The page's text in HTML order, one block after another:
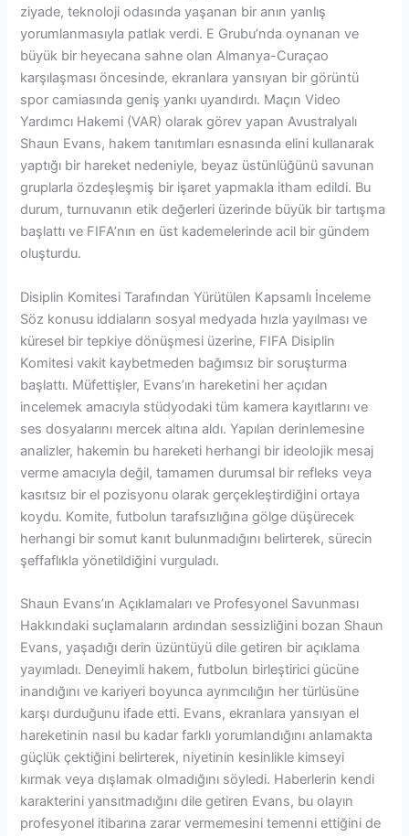
ziyade, teknoloji odasında yaşanan bir anın yanlış
yorumlanmasıyla patlak verdi. E Grubu’nda oynanan ve
büyük bir heyecana sahne olan Almanya-Curaçao
karşılaşması öncesinde, ekranlara yansıyan bir görüntü
spor camiasında geniş yankı uyandırdı. Maçın Video
Yardımcı Hakemi (VAR) olarak görev yapan Avustralyalı
Shaun Evans, hakem tanıtımları esnasında elini kullanarak
yaptığı bir hareket nedeniyle, beyaz üstünlüğünü savunan
gruplarla özdeşleşmiş bir işaret yapmakla itham edildi. Bu
durum, turnuvanın etik değerleri üzerinde büyük bir tartışma
başlattı ve FIFA’nın en üst kademelerinde acil bir gündem
oluşturdu.
Disiplin Komitesi Tarafından Yürütülen Kapsamlı İnceleme
Söz konusu iddiaların sosyal medyada hızla yayılması ve
küresel bir tepkiye dönüşmesi üzerine, FIFA Disiplin
Komitesi vakit kaybetmeden bağımsız bir soruşturma
başlattı. Müfettişler, Evans’ın hareketini her açıdan
incelemek amacıyla stüdyodaki tüm kamera kayıtlarını ve
ses dosyalarını mercek altına aldı. Yapılan derinlemesine
analizler, hakemin bu hareketi herhangi bir ideolojik mesaj
verme amacıyla değil, tamamen durumsal bir refleks veya
kasıtsız bir el pozisyonu olarak gerçekleştirdiğini ortaya
koydu. Komite, futbolun tarafsızlığına gölge düşürecek
herhangi bir somut kanıt bulunmadığını belirterek, sürecin
şeffaflıkla yönetildiğini vurguladı.
Shaun Evans’ın Açıklamaları ve Profesyonel Savunması
Hakkındaki suçlamaların ardından sessizliğini bozan Shaun
Evans, yaşadığı derin üzüntüyü dile getiren bir açıklama
yayımladı. Deneyimli hakem, futbolun birleştirici gücüne
inandığını ve kariyeri boyunca ayrımcılığın her türlüsüne
karşı durduğunu ifade etti. Evans, ekranlara yansıyan el
hareketinin nasıl bu kadar farklı yorumlandığını anlamakta
güçlük çektiğini belirterek, niyetinin kesinlikle kimseyi
kırmak veya dışlamak olmadığını söyledi. Haberlerin kendi
karakterini yansıtmadığını dile getiren Evans, bu olayın
profesyonel itibarına zarar vermemesini temenni ettiğini de